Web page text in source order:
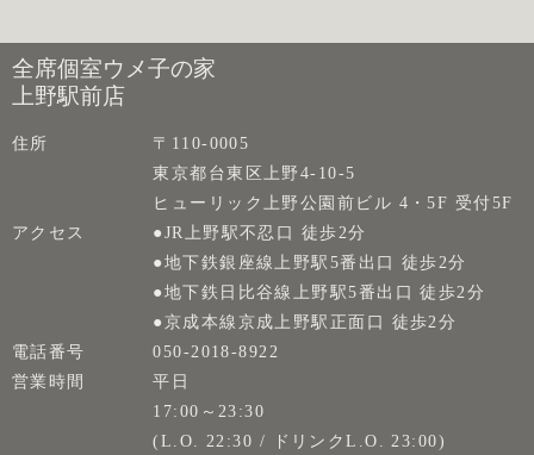
全席個室ウメ子の家
上野駅前店
住所
〒110-0005
東京都台東区上野4-10-5
ヒューリック上野公園前ビル 4・5F 受付5F
アクセス
●JR上野駅不忍口 徒歩2分
●地下鉄銀座線上野駅5番出口 徒歩2分
●地下鉄日比谷線上野駅5番出口 徒歩2分
●京成本線京成上野駅正面口 徒歩2分
電話番号
050-2018-8922
営業時間
平日
17:00～23:30
(L.O. 22:30 / ドリンクL.O. 23:00)